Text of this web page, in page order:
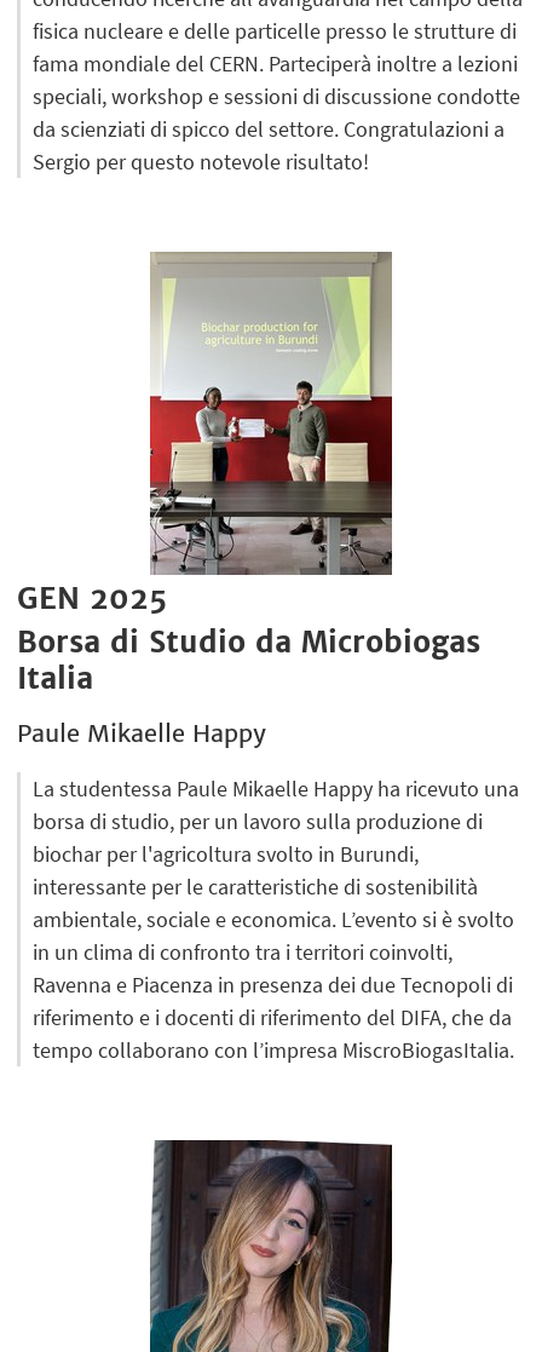
fisica nucleare e delle particelle presso le strutture di
fama mondiale del CERN. Parteciperà inoltre a lezioni
speciali, workshop e sessioni di discussione condotte
da scienziati di spicco del settore. Congratulazioni a
Sergio per questo notevole risultato!
GEN 2025
Borsa di Studio da Microbiogas
Italia
Paule Mikaelle Happy
La studentessa Paule Mikaelle Happy ha ricevuto una
borsa di studio, per un lavoro sulla produzione di
biochar per l'agricoltura svolto in Burundi,
interessante per le caratteristiche di sostenibilità
ambientale, sociale e economica. L’evento si è svolto
in un clima di confronto tra i territori coinvolti,
Ravenna e Piacenza in presenza dei due Tecnopoli di
riferimento e i docenti di riferimento del DIFA, che da
tempo collaborano con l’impresa MiscroBiogasItalia.